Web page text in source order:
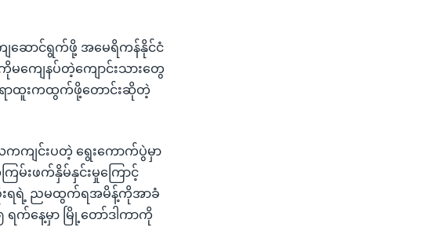
ကျဆောင်ရွက်ဖို့ အမေရိကန်နိုင်ငံ
ျေနပ်တဲ့ကျောင်းသားတွေ
ာ ရာထူးကထွက်ဖို့တောင်းဆိုတဲ့
ကကျင်းပတဲ့ ရွေးကောက်ပွဲမှာ
းဖက်နှိမ်နှင်းမှုကြောင့်
စိုးရရဲ့ ညမထွက်ရအမိန့်ကိုအာခံ
ရက်နေ့မှာ မြို့တော်ဒါကာကို